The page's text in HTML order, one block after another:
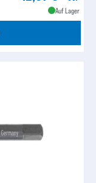
Auf Lager